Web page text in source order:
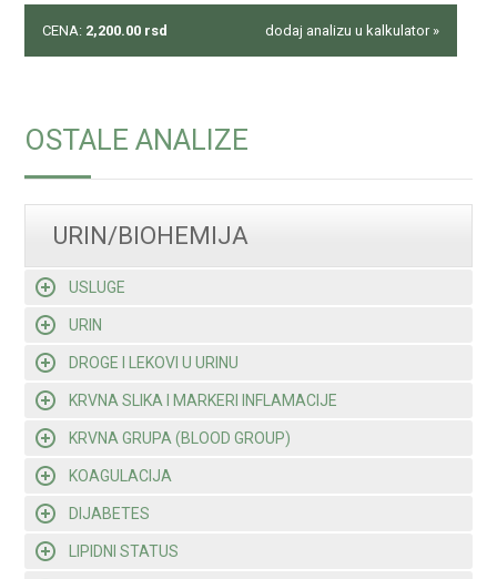
CENA: 2,200.00 rsd dodaj analizu u kalkulator »
OSTALE ANALIZE
URIN/BIOHEMIJA
USLUGE
URIN
DROGE I LEKOVI U URINU
KRVNA SLIKA I MARKERI INFLAMACIJE
KRVNA GRUPA (BLOOD GROUP)
KOAGULACIJA
DIJABETES
LIPIDNI STATUS